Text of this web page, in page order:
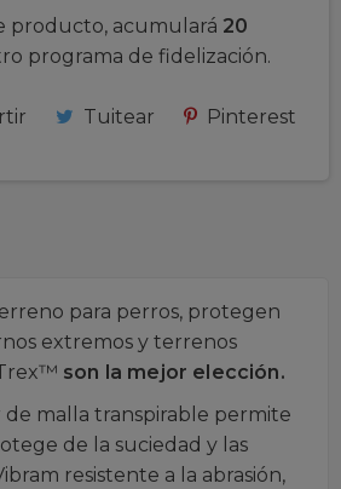
producto, acumulará 20
programa de fidelización.
Tuitear Pinterest
para perros, protegen
extremos y terrenos
son la mejor elección.
malla transpirable permite
de la suciedad y las
resistente a la abrasión,